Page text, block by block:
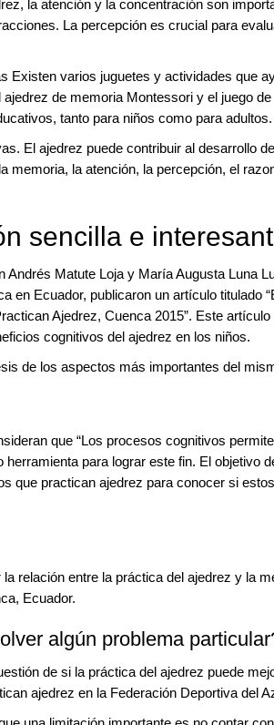
la atención y la concentración son
La percepción es crucial para
Existen varios juguetes y actividades que
de memoria Montessori y el juego
tanto para niños como para adultos.
El ajedrez puede contribuir al desarrollo
memoria, la atención, la percepción, el
sencilla e
Andrés Matute Loja y María Augusta Luna
en Ecuador, publicaron un artículo titulado
Ajedrez, Cuenca 2015”. Este
cognitivos del ajedrez en los niños.
de los aspectos más importantes del
que “Los procesos cognitivos
para lograr este fin. El objetivo
que practican ajedrez para conocer si
relación entre la práctica del ajedrez y la
Ecuador.
algún problema
de si la práctica del ajedrez puede
ajedrez en la Federación Deportiva del